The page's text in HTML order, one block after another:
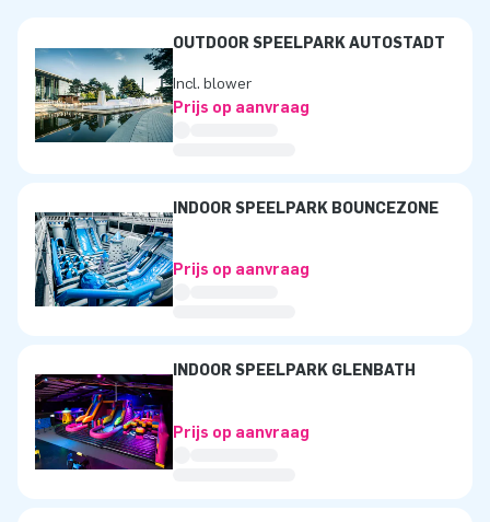
OUTDOOR SPEELPARK AUTOSTADT
Incl. blower
Prijs op aanvraag
INDOOR SPEELPARK BOUNCEZONE
Prijs op aanvraag
INDOOR SPEELPARK GLENBATH
Prijs op aanvraag